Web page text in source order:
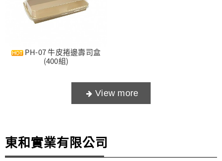
PH-07 牛皮捲邊壽司盒
(400組)
東和實業有限公司